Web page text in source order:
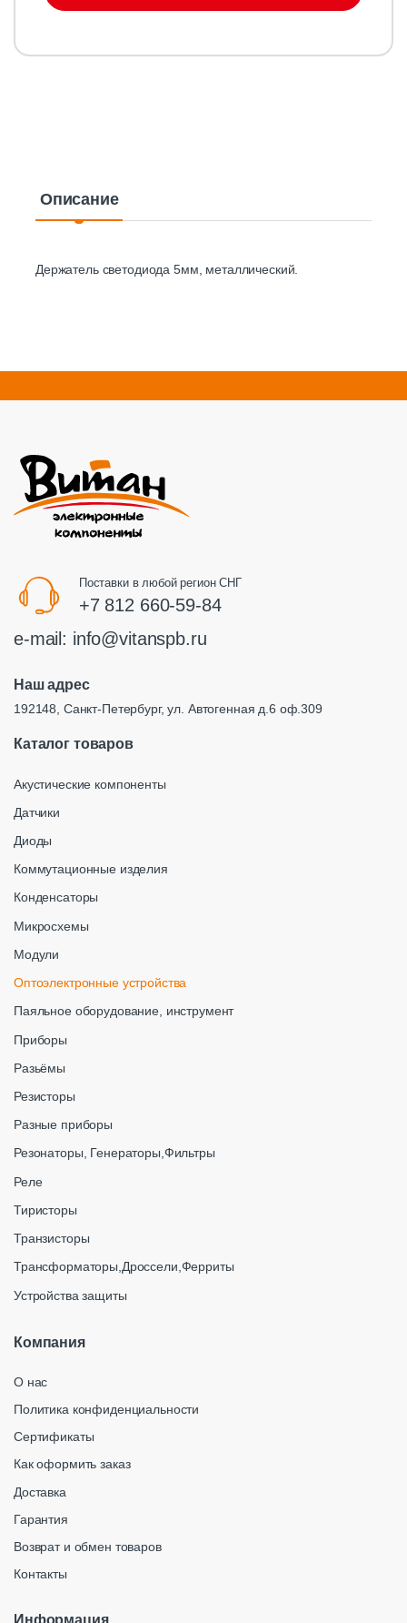
Описание
Держатель светодиода 5мм, металлический.
Поставки в любой регион СНГ
+7 812 660-59-84
e-mail: info@vitanspb.ru
Наш адрес
192148, Санкт-Петербург, ул. Автогенная д.6 оф.309
Каталог товаров
Акустические компоненты
Датчики
Диоды
Коммутационные изделия
Конденсаторы
Микросхемы
Модули
Оптоэлектронные устройства
Паяльное оборудование, инструмент
Приборы
Разьёмы
Резисторы
Разные приборы
Резонаторы, Генераторы,Фильтры
Реле
Тиристоры
Транзисторы
Трансформаторы,Дроссели,Ферриты
Устройства защиты
Компания
О нас
Политика конфиденциальности
Сертификаты
Как оформить заказ
Доставка
Гарантия
Возврат и обмен товаров
Контакты